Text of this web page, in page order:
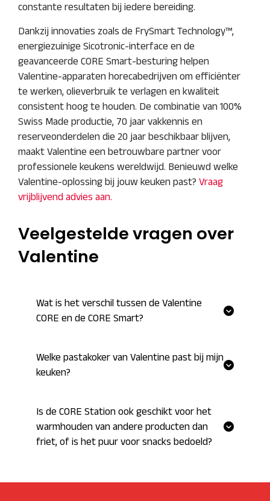
constante resultaten bij iedere bereiding.
Dankzij innovaties zoals de FrySmart Technology™,
energiezuinige Sicotronic-interface en de
geavanceerde CORE Smart-besturing helpen
Valentine-apparaten horecabedrijven om efficiënter
te werken, olieverbruik te verlagen en kwaliteit
consistent hoog te houden. De combinatie van 100%
Swiss Made productie, 70 jaar vakkennis en
reserveonderdelen die 20 jaar beschikbaar blijven,
maakt Valentine een betrouwbare partner voor
professionele keukens wereldwijd. Benieuwd welke
Valentine-oplossing bij jouw keuken past? Vraag
vrijblijvend advies aan.
Veelgestelde vragen over
Valentine
Wat is het verschil tussen de Valentine
CORE en de CORE Smart?
Welke pastakoker van Valentine past bij mijn
keuken?
Is de CORE Station ook geschikt voor het
warmhouden van andere producten dan
friet, of is het puur voor snacks bedoeld?